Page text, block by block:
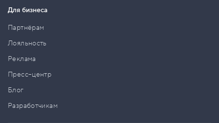
Для бизнеса
Партнёрам
Лояльность
Реклама
Пресс–центр
Блог
Разработчикам